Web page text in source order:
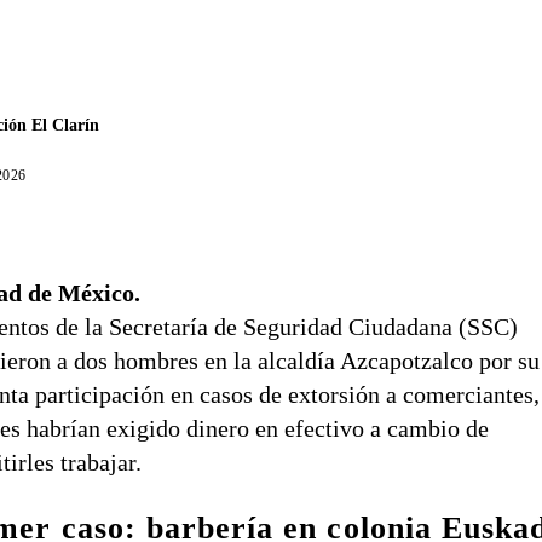
El Clarín
de México.
de la Secretaría de Seguridad Ciudadana (SSC)
a dos hombres en la alcaldía Azcapotzalco por su
participación en casos de extorsión a
habrían exigido dinero en efectivo a cambio de
trabajar.
caso: barbería en colonia